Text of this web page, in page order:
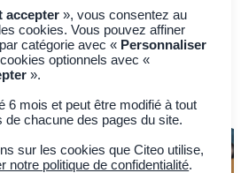
English
accepter », vous consentez au
cookies. Vous pouvez affiner
catégorie avec « Personnaliser
optionnels avec «
».
6 mois et peut être modifié à tout
de chacune des pages du site.
sur les cookies que Citeo utilise,
notre politique de confidentialité.